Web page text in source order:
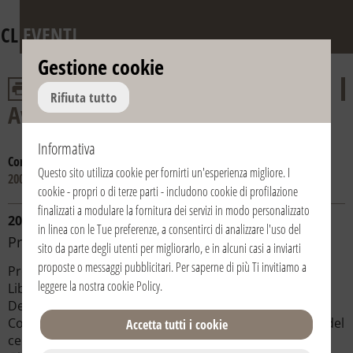
CLEVENTI
Avvento e Natale
Consulta gli anni:
2008
20/12/2008 | 16:00 | Italia / Italy | Rho (Milano)
Presepe vivente
Promosso dalla comunità locale di Comunione e
Liberazione con l’adesione dell’Associazione Vita e
Destino, alcune parrocchie cittadine e il patrocinio del
Comune di Rho, il presepe vivente si è svolto nelle vie del
centro di Rho. Attorno al piccolo bambino, a Maria e a
Gestione cookie
Rifiuta tutto
Informativa
Questo sito utilizza cookie per fornirti un'esperienza migliore. I
cookie - propri o di terze parti - includono cookie di profilazione
finalizzati a modulare la fornitura dei servizi in modo personalizzato
in linea con le Tue preferenze, a consentirci di analizzare l'uso del
sito da parte degli utenti per migliorarlo, e in alcuni casi a inviarti
proposte o messaggi pubblicitari. Per saperne di più Ti invitiamo a
leggere la nostracookie Policy.
Accetta tutti i cookie